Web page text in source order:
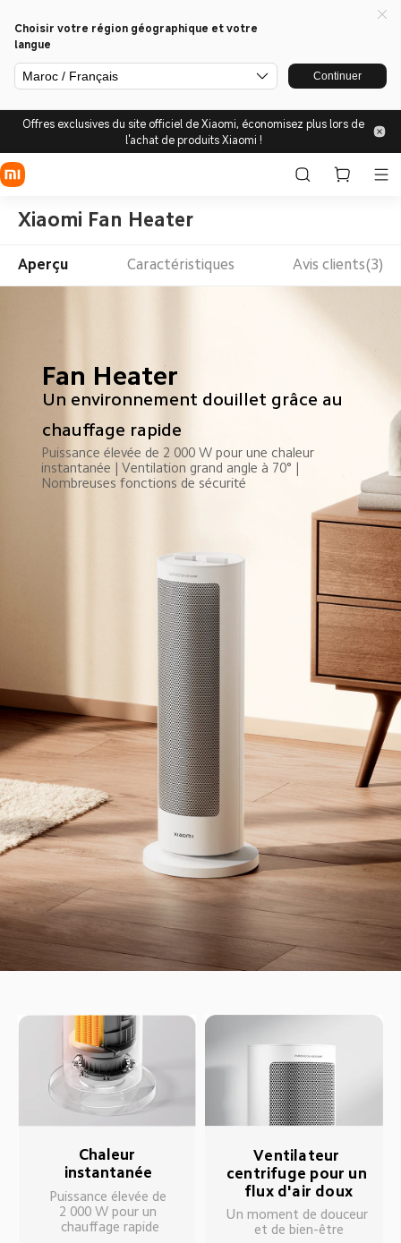
Choisir votre région géographique et votre
langue
Maroc / Français Continuer
Offres exclusives du site officiel de Xiaomi, économisez plus lors de
l'achat de produits Xiaomi !
Xiaomi Fan Heater
Aperçu Caractéristiques Avis clients(3)
Fan Heater
Un environnement douillet grâce au
chauffage rapide
Puissance élevée de 2 000 W pour une chaleur
instantanée | Ventilation grand angle à 70° |
Nombreuses fonctions de sécurité
Chaleur
instantanée
Puissance élevée de
2 000 W pour un
chauffage rapide
Ventilateur
centrifuge pour un
flux d'air doux
Un moment de douceur
et de bien-être